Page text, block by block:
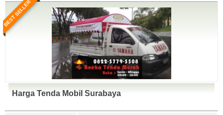
BEST SELLER
Harga Tenda Mobil Surabaya